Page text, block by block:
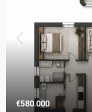
€580.000